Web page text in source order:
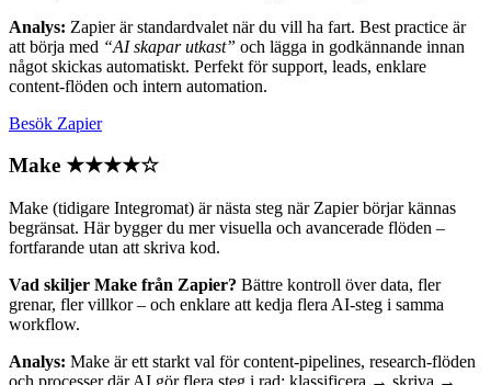
Analys: Zapier är standardvalet när du vill ha fart. Best practice är
att börja med “AI skapar utkast” och lägga in godkännande innan
något skickas automatiskt. Perfekt för support, leads, enklare
content-flöden och intern automation.
Besök Zapier
Make ★★★★☆
Make (tidigare Integromat) är nästa steg när Zapier börjar kännas
begränsat. Här bygger du mer visuella och avancerade flöden –
fortfarande utan att skriva kod.
Vad skiljer Make från Zapier? Bättre kontroll över data, fler
grenar, fler villkor – och enklare att kedja flera AI-steg i samma
workflow.
Analys: Make är ett starkt val för content-pipelines, research-flöden